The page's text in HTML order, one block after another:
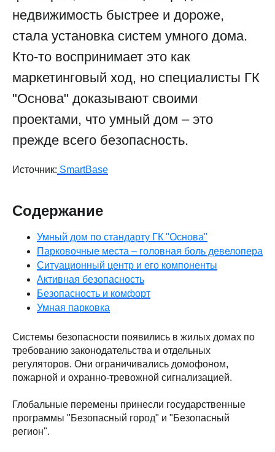
недвижимость быстрее и дороже,
стала установка систем умного дома.
Кто-то воспринимает это как
маркетинговый ход, но специалисты ГК
"Основа" доказывают своими
проектами, что умный дом – это
прежде всего безопасность.
Источник: SmartBase
Содержание
Умный дом по стандарту ГК "Основа"
Парковочные места – головная боль девелопера
Ситуационный центр и его компоненты
Активная безопасность
Безопасность и комфорт
Умная парковка
Системы безопасности появились в жилых домах по
требованию законодательства и отдельных
регуляторов. Они ограничивались домофоном,
пожарной и охранно-тревожной сигнализацией.
Глобальные перемены принесли государственные
программы "Безопасный город" и "Безопасный
регион".